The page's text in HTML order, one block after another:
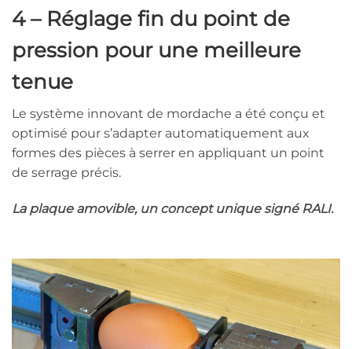
4 – Réglage fin du point de
pression pour une meilleure
tenue
Le système innovant de mordache a été conçu et
optimisé pour s’adapter automatiquement aux
formes des pièces à serrer en appliquant un point
de serrage précis.
La plaque amovible, un concept unique signé RALI.